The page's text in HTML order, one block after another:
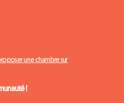
une chambre sur
!